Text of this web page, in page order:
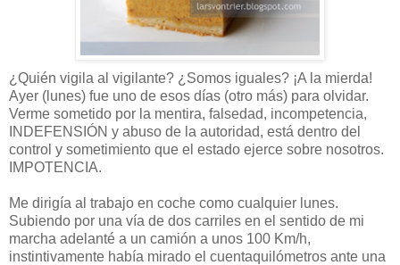
¿Quién vigila al vigilante? ¿Somos iguales? ¡A la mierda!
Ayer (lunes) fue uno de esos días (otro más) para olvidar.
Verme sometido por la mentira, falsedad, incompetencia,
INDEFENSIÓN y abuso de la autoridad, está dentro del
control y sometimiento que el estado ejerce sobre nosotros.
IMPOTENCIA.
Me dirigía al trabajo en coche como cualquier lunes.
Subiendo por una vía de dos carriles en el sentido de mi
marcha adelanté a un camión a unos 100 Km/h,
instintivamente había mirado el cuentaquilómetros ante una